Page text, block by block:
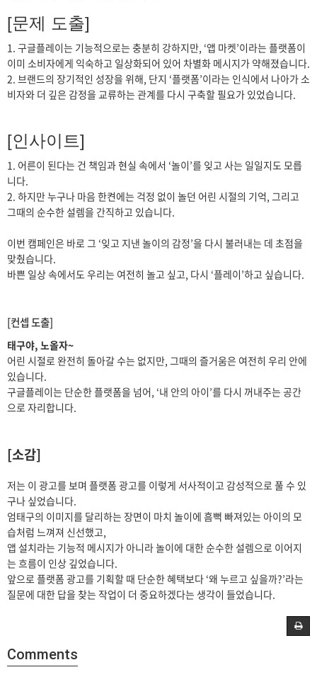
[문제 도출]
1. 구글플레이는 기능적으로는 충분히 강하지만, ‘앱 마켓’이라는 플랫폼이
이미 소비자에게 익숙하고 일상화되어 있어 차별화 메시지가 약해졌습니다.
2. 브랜드의 장기적인 성장을 위해, 단지 ‘플랫폼’이라는 인식에서 나아가 소
비자와 더 깊은 감정을 교류하는 관계를 다시 구축할 필요가 있었습니다.
[인사이트]
1. 어른이 된다는 건 책임과 현실 속에서 ‘놀이’를 잊고 사는 일일지도 모릅
니다.
2. 하지만 누구나 마음 한켠에는 걱정 없이 놀던 어린 시절의 기억, 그리고
그때의 순수한 설렘을 간직하고 있습니다.
이번 캠페인은 바로 그 ‘잊고 지낸 놀이의 감정’을 다시 불러내는 데 초점을
맞췄습니다.
바쁜 일상 속에서도 우리는 여전히 놀고 싶고, 다시 ‘플레이’하고 싶습니다.
[컨셉 도출]
태구야, 노올자~
어린 시절로 완전히 돌아갈 수는 없지만, 그때의 즐거움은 여전히 우리 안에
있습니다.
구글플레이는 단순한 플랫폼을 넘어, ‘내 안의 아이’를 다시 꺼내주는 공간
으로 자리합니다.
[소감]
저는 이 광고를 보며 플랫폼 광고를 이렇게 서사적이고 감성적으로 풀 수 있
구나 싶었습니다.
엄태구의 이미지를 달리하는 장면이 마치 놀이에 흠뻑 빠져있는 아이의 모
습처럼 느껴져 신선했고,
앱 설치라는 기능적 메시지가 아니라 놀이에 대한 순수한 설렘으로 이어지
는 흐름이 인상 깊었습니다.
앞으로 플랫폼 광고를 기획할 때 단순한 혜택보다 ‘왜 누르고 싶을까?’라는
질문에 대한 답을 찾는 작업이 더 중요하겠다는 생각이 들었습니다.
Comments